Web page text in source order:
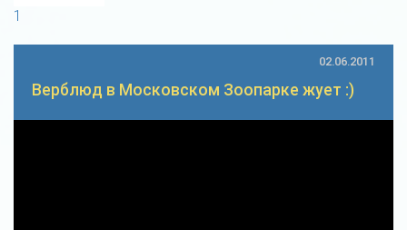
1
02.06.2011
Верблюд в Московском Зоопарке жует :)